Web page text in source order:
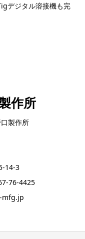
デジタル溶接機も完
作所
製作所
14-3
76-4425
mfg.jp